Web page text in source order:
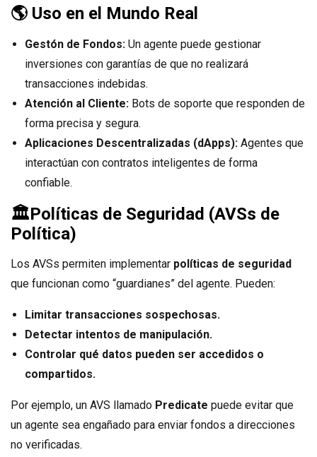
🌎 Uso en el Mundo Real
Gestón de Fondos: Un agente puede gestionar
inversiones con garantías de que no realizará
transacciones indebidas.
Atención al Cliente: Bots de soporte que responden de
forma precisa y segura.
Aplicaciones Descentralizadas (dApps): Agentes que
interactúan con contratos inteligentes de forma
confiable.
🏛️Políticas de Seguridad (AVSs de
Política)
Los AVSs permiten implementar políticas de seguridad
que funcionan como “guardianes” del agente. Pueden:
Limitar transacciones sospechosas.
Detectar intentos de manipulación.
Controlar qué datos pueden ser accedidos o
compartidos.
Por ejemplo, un AVS llamado Predicate puede evitar que
un agente sea engañado para enviar fondos a direcciones
no verificadas.